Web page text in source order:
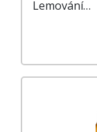
Lemování…